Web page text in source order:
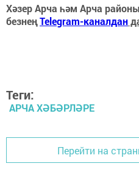
Хәзер Арча һәм Арча
безнеңTelegram-каналдан
Теги:
АРЧА ХӘБӘРЛӘРЕ
Перейти на